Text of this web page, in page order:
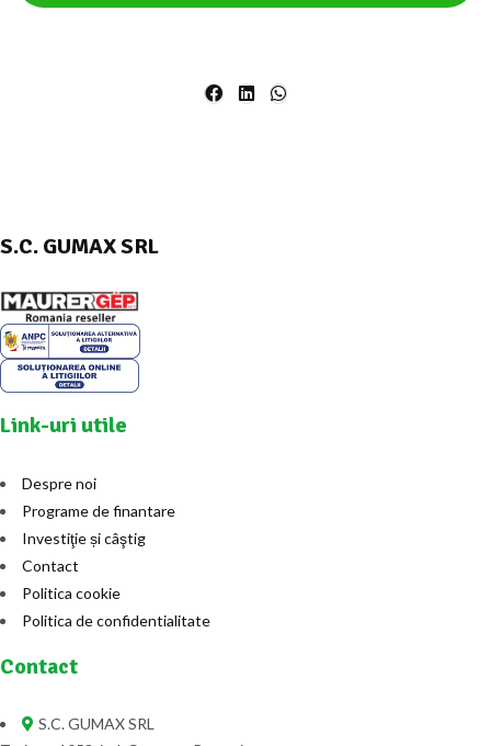
S.C. GUMAX SRL
Link-uri utile
Despre noi
Programe de finantare
Investiţie și câştig
Contact
Politica cookie
Politica de confidentialitate
Contact
S.C. GUMAX SRL